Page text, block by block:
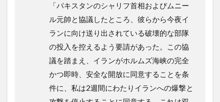
「パキスタンのシャリフ首相およびムニー
ル元帥と協議したところ、彼らから今夜イ
ランに向け送り出されている破壊的な部隊
の投入を控えるよう要請があった。この協
議を踏まえ、イランがホルムズ海峡の完全
かつ即時、安全な開放に同意することを条
件に、私は2週間にわたりイランへの爆撃と